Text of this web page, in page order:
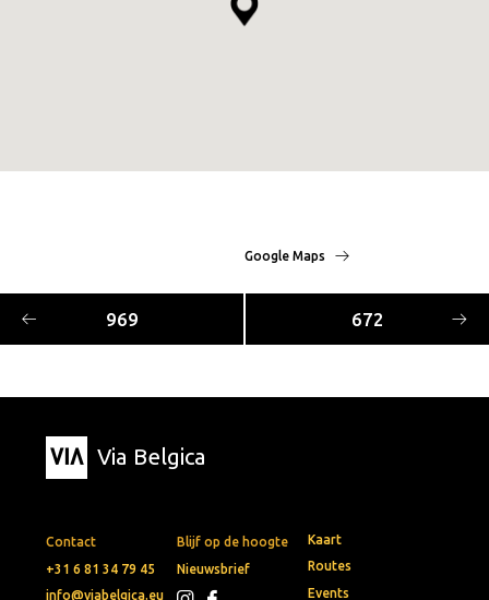
Google Maps
969 672
Via Belgica
Contact
+31 6 81 34 79 45
info@viabelgica.eu
Blijf op de hoogte
Nieuwsbrief
Kaart
Routes
Events